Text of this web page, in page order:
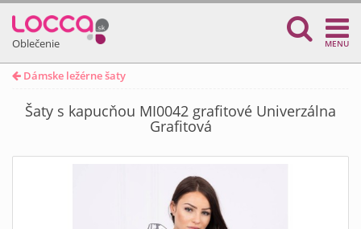
Oblečenie MENU
Dámske ležérne šaty
Šaty s kapucňou MI0042 grafitové Univerzálna
Grafitová